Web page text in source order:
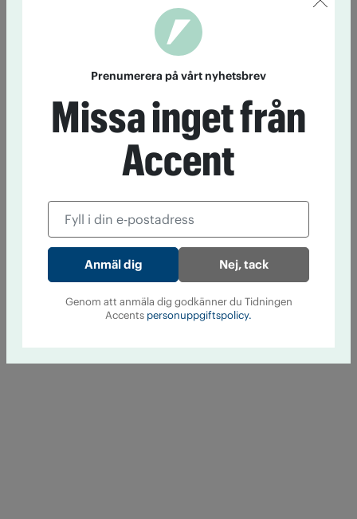
Prenumerera på vårt nyhetsbrev
Missa inget från
Accent
Nej, tack
Genom att anmäla dig godkänner du Tidningen
Accents personuppgiftspolicy.